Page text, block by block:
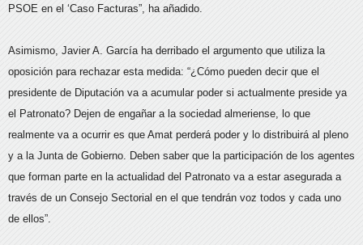
PSOE en el ‘Caso Facturas”, ha añadido.
Asimismo, Javier A. García ha derribado el argumento que utiliza la
oposición para rechazar esta medida: “¿Cómo pueden decir que el
presidente de Diputación va a acumular poder si actualmente preside ya
el Patronato? Dejen de engañar a la sociedad almeriense, lo que
realmente va a ocurrir es que Amat perderá poder y lo distribuirá al pleno
y a la Junta de Gobierno. Deben saber que la participación de los agentes
que forman parte en la actualidad del Patronato va a estar asegurada a
través de un Consejo Sectorial en el que tendrán voz todos y cada uno
de ellos”.